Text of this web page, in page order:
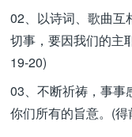
02、以诗词、歌曲互
切事，要因我们的主
19-20)
03、不断祈祷，事事
你们所有的旨意。(得